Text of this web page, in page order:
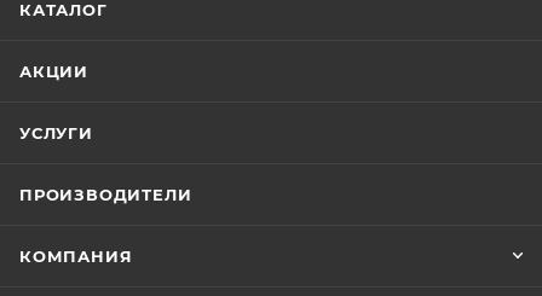
КАТАЛОГ
АКЦИИ
УСЛУГИ
ПРОИЗВОДИТЕЛИ
КОМПАНИЯ